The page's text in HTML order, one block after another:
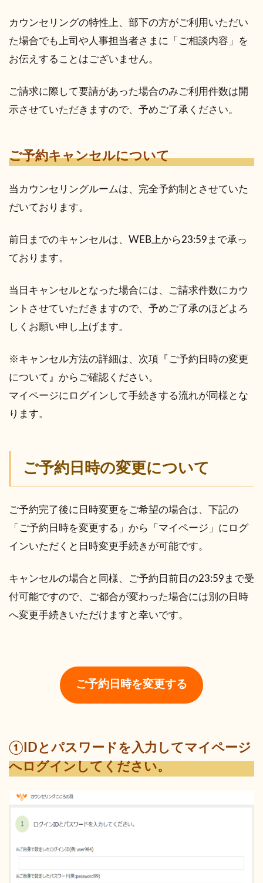
カウンセリングの特性上、部下の方がご利用いただい
た場合でも上司や人事担当者さまに「ご相談内容」を
お伝えすることはございません。
ご請求に際して要請があった場合のみご利用件数は開
示させていただきますので、予めご了承ください。
ご予約キャンセルについて
当カウンセリングルームは、完全予約制とさせていた
だいております。
前日までのキャンセルは、WEB上から23:59まで承っ
ております。
当日キャンセルとなった場合には、ご請求件数にカウ
ントさせていただきますので、予めご了承のほどよろ
しくお願い申し上げます。
※キャンセル方法の詳細は、次項『ご予約日時の変更
について』からご確認ください。
マイページにログインして手続きする流れが同様とな
ります。
ご予約日時の変更について
ご予約完了後に日時変更をご希望の場合は、下記の
「ご予約日時を変更する」から「マイページ」にログ
インいただくと日時変更手続きが可能です。
キャンセルの場合と同様、ご予約日前日の23:59まで受
付可能ですので、ご都合が変わった場合には別の日時
へ変更手続きいただけますと幸いです。
ご予約日時を変更する
①IDとパスワードを入力してマイページ
へログインしてください。